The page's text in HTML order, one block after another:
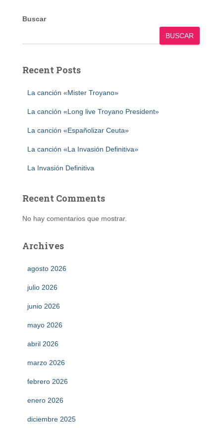
Buscar
BUSCAR
Recent Posts
La canción «Mister Troyano»
La canción «Long live Troyano President»
La canción «Españolizar Ceuta»
La canción «La Invasión Definitiva»
La Invasión Definitiva
Recent Comments
No hay comentarios que mostrar.
Archives
agosto 2026
julio 2026
junio 2026
mayo 2026
abril 2026
marzo 2026
febrero 2026
enero 2026
diciembre 2025